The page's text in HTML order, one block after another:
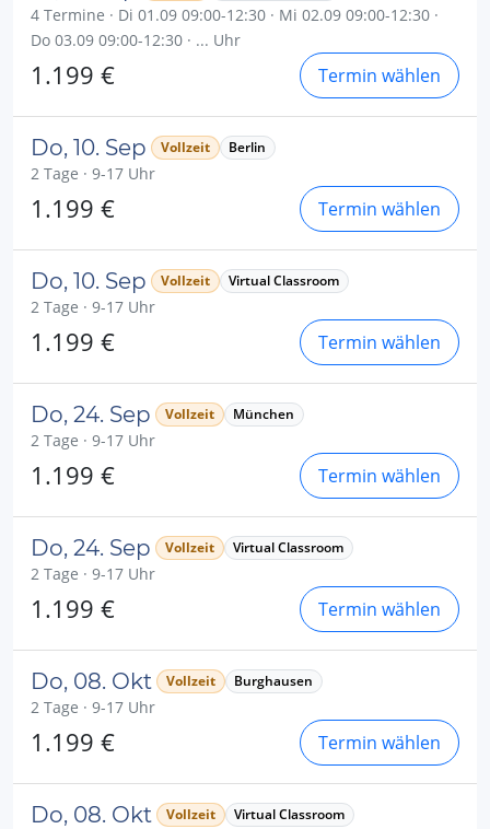
4 Termine · Di 01.09 09:00-12:30 · Mi 02.09 09:00-12:30 ·
Do 03.09 09:00-12:30 · ... Uhr
1.199 € Termin wählen
Do, 10. Sep Vollzeit Berlin
2 Tage · 9-17 Uhr
1.199 € Termin wählen
Do, 10. Sep Vollzeit Virtual Classroom
2 Tage · 9-17 Uhr
1.199 € Termin wählen
Do, 24. Sep Vollzeit München
2 Tage · 9-17 Uhr
1.199 € Termin wählen
Do, 24. Sep Vollzeit Virtual Classroom
2 Tage · 9-17 Uhr
1.199 € Termin wählen
Do, 08. Okt Vollzeit Burghausen
2 Tage · 9-17 Uhr
1.199 € Termin wählen
Do, 08. Okt Vollzeit Virtual Classroom